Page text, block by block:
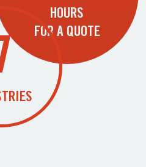
HOURS
FOR A QUOTE